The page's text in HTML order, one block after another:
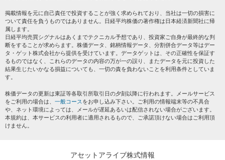
過去データ
掲載情報を元に自己責任で投資することが強く求められており、当社は一切の損害に
ついて責任を負うものではありません。日経平均株価の著作権は日本経済新聞社に帰
属します。
日経平均売買シグナルはあくまでテクニカル予想であり、投資家ご自身が最終的な判
断をすることが求めらます。株価データ、銘柄情報データ、分割併合データ等はデー
タ・ゲット株式会社から提供を受けています。データゲットは、その正確性を保証す
るものではなく、これらのデータの内容の万が一の誤り、またデータを元に投資した
結果生じたいかなる損益についても、一切の責を負わないことを利用条件としていま
す。
株価データの更新は東証等各取引所取引日の夕刻以降に行われます。メールサービス
をご利用の場合は、 一般コース をお申し込み下さい。ご利用の情報端末等の不具合
や、ネット環境によっては、メールが遅延あるいは配信されない場合がございます。
本規約は、本サービスの利用者に適用されるもので、ご承諾頂けない場合はご利用頂
けません。
アセットアライブ株式情報